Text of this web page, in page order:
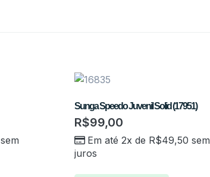
sem
Sunga Speedo Juvenil Solid (17951)
R$99,00
Em até 2x de R$49,50 sem
juros